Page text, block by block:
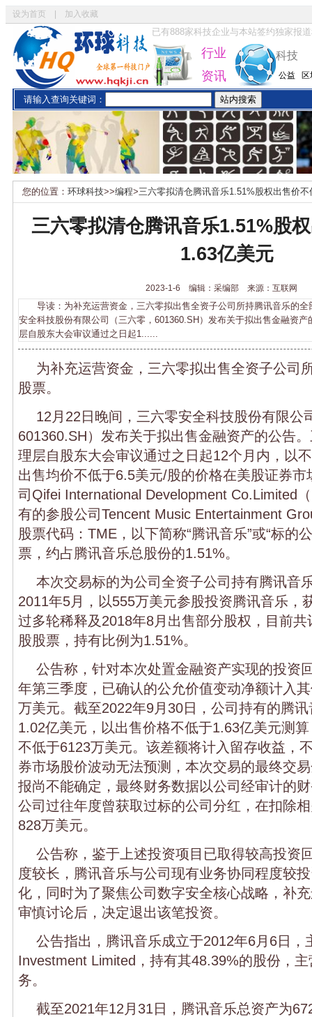
设为首页 加入收藏
已有888家科技企业与本站签约独家报
行业
资讯
科技
公益
请输入查询关键词：
您的位置： 环球科技>>编程>三六零拟清仓腾讯音乐1.51%股权出售价不
三六零拟清仓腾讯音乐1.51%股
1.63亿美元
2023-1-6 编辑：采编部 来源：互联网
导读：为补充运营资金，三六零拟出售全资子公司所持腾讯音乐的全
安全科技股份有限公司（三六零，601360.SH）发布关于拟出售金融资
层自股东大会审议通过之日起1......
为补充运营资金，三六零拟出售全资子公司
股票。
12月22日晚间，三六零安全科技股份有限公
601360.SH）发布关于拟出售金融资产的公告
理层自股东大会审议通过之日起12个月内，以
出售均价不低于6.5美元/股的价格在美股证券
司Qifei International Development Co.Limited
有的参股公司Tencent Music Entertainment
股票代码：TME，以下简称“腾讯音乐”或“标的
票，约占腾讯音乐总股份的1.51%。
本次交易标的为公司全资子公司持有腾讯音
2011年5月，以555万美元参股投资腾讯音乐，
过多轮稀释及2018年8月出售部分股权，目前
股股票，持有比例为1.51%。
公告称，针对本次处置金融资产实现的投资
年第三季度，已确认的公允价值变动净额计入
万美元。截至2022年9月30日，公司持有的腾
1.02亿美元，以出售价格不低于1.63亿美元测
不低于6123万美元。该差额将计入留存收益，
券市场股价波动无法预测，本次交易的最终交
报尚不能确定，最终财务数据以公司经审计的
公司过往年度曾获取过标的公司分红，在扣除
828万美元。
公告称，鉴于上述投资项目已取得较高投资
度较长，腾讯音乐与公司现有业务协同程度较
化，同时为了聚焦公司数字安全核心战略，补
审慎讨论后，决定退出该笔投资。
公告指出，腾讯音乐成立于2012年6月6日，
Investment Limited，持有其48.39%的股份，
务。
截至2021年12月31日，腾讯音乐总资产为